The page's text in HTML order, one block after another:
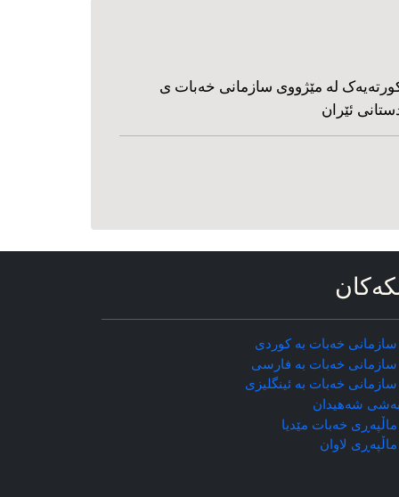
له مێژووی سازمانی خه‌بات ی
ئێران
سازمانی خه‌بات به کوردی
سازمانی خه‌بات به فارسی
سازمانی خه‌بات به ئینگلیزی
شه‌هیدان
خه‌بات مێدیا
ماڵپه‌ڕی لاوان